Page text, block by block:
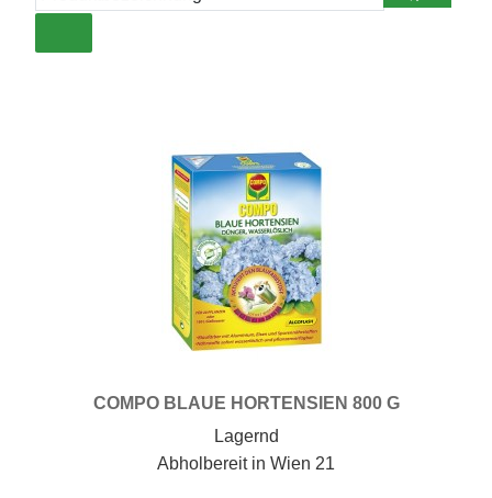
COMPO BLAUE HORTENSIEN 800 G
Lagernd
Abholbereit in Wien 21